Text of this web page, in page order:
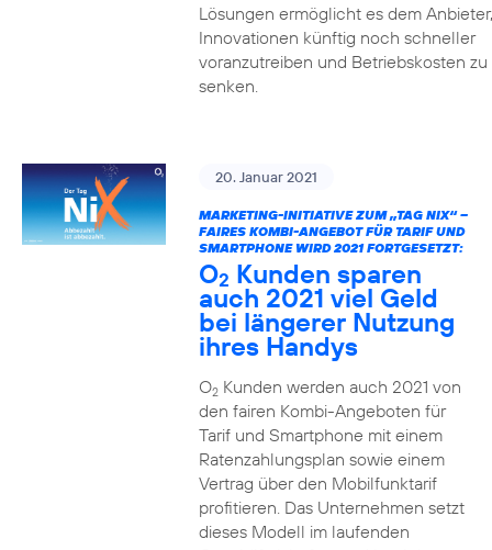
Lösungen ermöglicht es dem Anbieter,
Innovationen künftig noch schneller
voranzutreiben und Betriebskosten zu
senken.
20. Januar 2021
MARKETING-INITIATIVE ZUM „TAG NIX“ –
FAIRES KOMBI-ANGEBOT FÜR TARIF UND
SMARTPHONE WIRD 2021 FORTGESETZT:
O2 Kunden sparen
auch 2021 viel Geld
bei längerer Nutzung
ihres Handys
O2Kunden werden auch 2021 von
den fairen Kombi-Angeboten für
Tarif und Smartphone mit einem
Ratenzahlungsplan sowie einem
Vertrag über den Mobilfunktarif
profitieren. Das Unternehmen setzt
dieses Modell im laufenden